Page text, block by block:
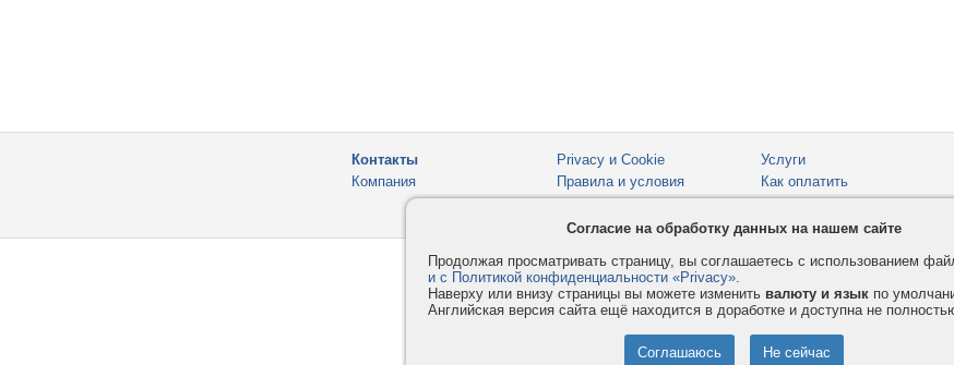
Контакты
Компания
Privacy и Cookie
Правила и условия
Услуги
Как оплатить
Согласие на обработку данных на нашем сайте
Продолжая просматривать страницу, вы соглашаетесь с использованием
и с Политикой конфиденциальности «Privacy».
Наверху или внизу страницы вы можете изменить валюту и язык по
Английская версия сайта ещё находится в доработке и доступна не